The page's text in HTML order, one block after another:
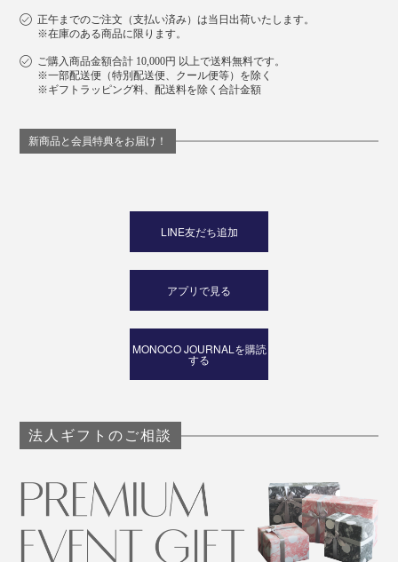
正午までのご注文（支払い済み）は当日出荷いたします。
※在庫のある商品に限ります。
ご購入商品金額合計 10,000円 以上で送料無料です。
※一部配送便（特別配送便、クール便等）を除く
※ギフトラッピング料、配送料を除く合計金額
新商品と会員特典をお届け！
LINE友だち追加
アプリで見る
MONOCO JOURNALを購読
する
法人ギフトのご相談